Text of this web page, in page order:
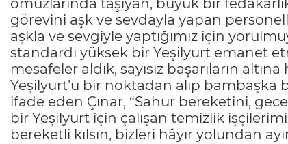
omuzlarında taşıyan, büyük bir
görevini aşk ve sevdayla yapan
aşkla ve sevgiyle yaptığımız için
standardı yüksek bir Yeşilyurt emanet
mesafeler aldık, sayısız başarıların
Yeşilyurt’u bir noktadan alıp bambaşka
ifade eden Çınar, “Sahur bereketini,
bir Yeşilyurt için çalışan temizlik
bereketli kılsın, bizleri hâyır yolundan